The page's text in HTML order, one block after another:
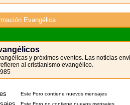
Evangélica
y próximos eventos. Las noticias
al cristianismo evangélico.
Este Foro contiene nuevos mensajes
Este Foro no contiene nuevos mensajes